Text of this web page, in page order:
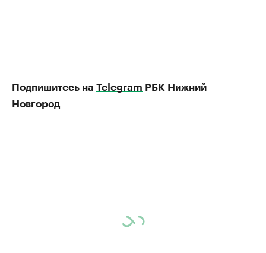
Подпишитесь на Telegram РБК Нижний
Новгород